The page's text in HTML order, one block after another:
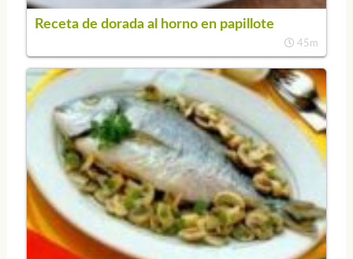
Receta de dorada al horno en papillote
45m